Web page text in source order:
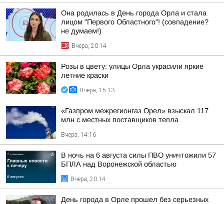
Она родилась в День города Орла и стала
лицом "Первого Областного"! (совпадение?
не думаем!)
Вчера, 20:14
Розы в цвету: улицы Орла украсили яркие
летние краски
Вчера, 15:13
«Газпром межрегионгаз Орел» взыскал 117
млн с местных поставщиков тепла
Вчера, 14:16
В ночь на 6 августа силы ПВО уничтожили 57
БПЛА над Воронежской областью
Вчера, 20:14
День города в Орле прошел без серьезных